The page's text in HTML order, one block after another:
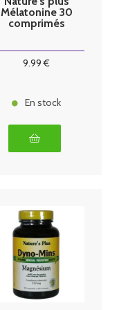
Mélatonine 30
comprimés
9.99 €
En stock